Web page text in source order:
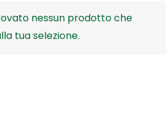
nessun prodotto che
tua selezione.